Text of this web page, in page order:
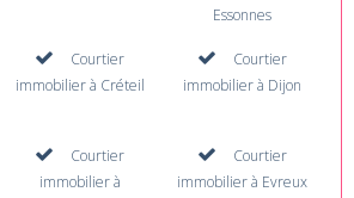
Essonnes
Courtier
immobilier à Créteil
Courtier
immobilier à Dijon
Courtier
immobilier à
Courtier
immobilier à Evreux